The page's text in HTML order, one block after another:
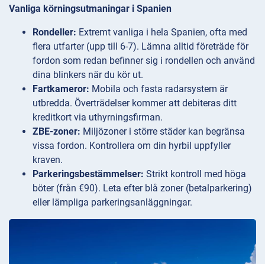
Vanliga körningsutmaningar i Spanien
Rondeller: Extremt vanliga i hela Spanien, ofta med
flera utfarter (upp till 6-7). Lämna alltid företräde för
fordon som redan befinner sig i rondellen och använd
dina blinkers när du kör ut.
Fartkameror: Mobila och fasta radarsystem är
utbredda. Överträdelser kommer att debiteras ditt
kreditkort via uthyrningsfirman.
ZBE-zoner: Miljözoner i större städer kan begränsa
vissa fordon. Kontrollera om din hyrbil uppfyller
kraven.
Parkeringsbestämmelser: Strikt kontroll med höga
böter (från €90). Leta efter blå zoner (betalparkering)
eller lämpliga parkeringsanläggningar.